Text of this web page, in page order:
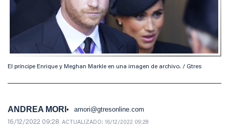
El príncipe Enrique y Meghan Markle en una imagen de archivo. / Gtres
ANDREA MORI amori@gtresonline.com
16/12/2022 09:28 ACTUALIZADO: 16/12/2022 09:28